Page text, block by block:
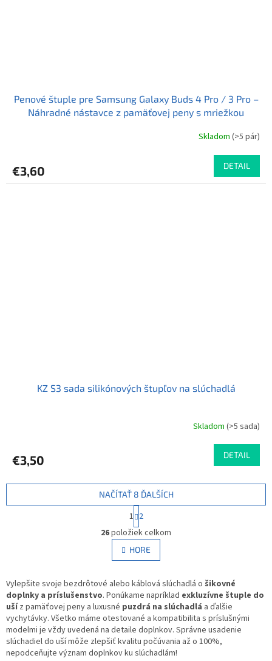
Penové štuple pre Samsung Galaxy Buds 4 Pro / 3 Pro –
Náhradné nástavce z pamäťovej peny s mriežkou
Skladom (>5 pár)
€3,60 DETAIL
KZ S3 sada silikónových štupľov na slúchadlá
je
z
hviezdičiek.
Skladom(>5 sada)
€3,50 DETAIL
O
v
l
á
a
c
i
e
p
r
v
NAČÍTAŤ 8 ĎALŠÍCH
t
r
á
n
k
v
a
n
e
1 2
26položiek celkom
HORE
Vylepšite svoje bezdrôtové alebo káblová slúchadlá o šikovné
doplnky a príslušenstvo. Ponúkame napríklad exkluzívne štuple do
ušíz pamäťovej peny a luxusné puzdrá na slúchadlá a ďalšie
vychytávky. Všetko máme otestované a kompatibilita s príslušnými
modelmi je vždy uvedená na detaile doplnkov. Správne usadenie
slúchadiel do uší môže zlepšiť kvalitu počúvania až o 100%,
nepodceňujte význam doplnkov ku slúchadlám!